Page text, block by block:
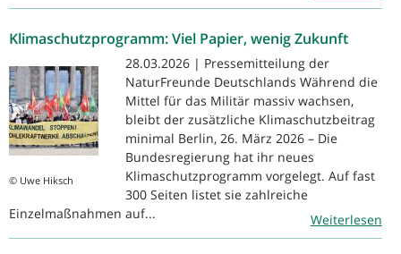
Klimaschutzprogramm: Viel Papier, wenig Zukunft
© Uwe Hiksch
28.03.2026 | Pressemitteilung der
NaturFreunde Deutschlands Während die
Mittel für das Militär massiv wachsen,
bleibt der zusätzliche Klimaschutzbeitrag
minimal Berlin, 26. März 2026 – Die
Bundesregierung hat ihr neues
Klimaschutzprogramm vorgelegt. Auf fast
300 Seiten listet sie zahlreiche
Einzelmaßnahmen auf...
Weiterlesen